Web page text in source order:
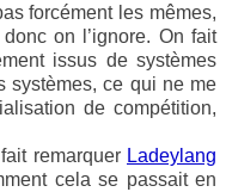
forcément les mêmes,
on l’ignore. On fait
issus de systèmes
systèmes, ce qui ne me
de compétition,
remarquer Ladeylang
cela se passait en